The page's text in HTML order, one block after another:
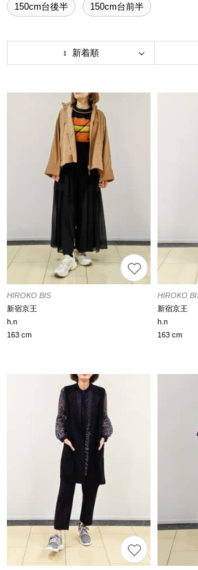
150cm台後半 150cm台前半
新着順
HIROKO BIS
新宿京王
h.n
163 cm
HIROKO
新宿京王
h.n
163 cm